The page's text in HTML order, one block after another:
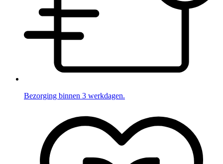
Bezorging binnen 3 werkdagen.